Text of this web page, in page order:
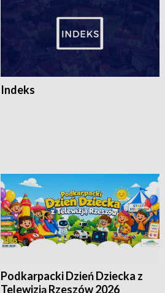
Indeks
Podkarpacki Dzień Dziecka z
Telewizją Rzeszów 2026